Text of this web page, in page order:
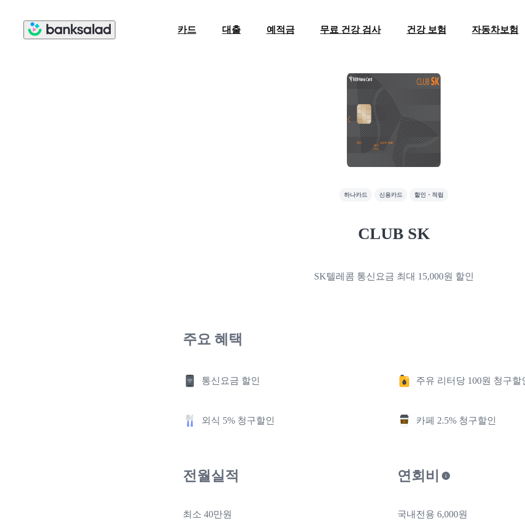
카드 대출 예적금 무료 건강 검사 건강 보험 자동차보험
하나카드 신용카드 할인・적립
CLUB SK
SK텔레콤 통신요금 최대 15,000원 할인
주요 혜택
통신요금 할인 주유 리터당 100원 청구할
외식 5% 청구할인 카페 2.5% 청구할인
전월실적
최소 40만원
연회비
국내전용 6,000원